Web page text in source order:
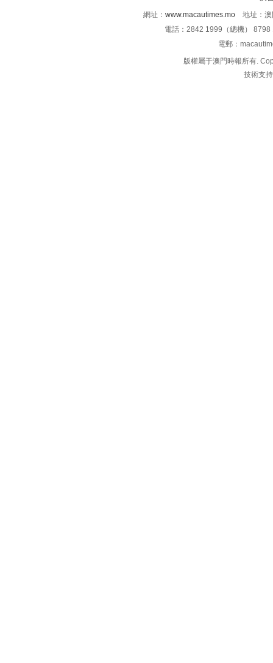
網址： www.macautimes.mo 地址：澳
電話：2842 1999（總機）
電郵：
版權屬于澳門時報所有.
技術支